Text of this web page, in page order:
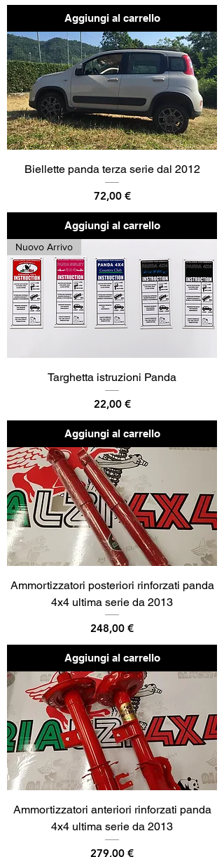
Aggiungi al carrello
Biellette panda terza serie dal 2012
Prezzo
72,00 €
Aggiungi al carrello
Nuovo Arrivo
Targhetta istruzioni Panda
Prezzo
22,00 €
Aggiungi al carrello
Ammortizzatori posteriori rinforzati panda
4x4 ultima serie da 2013
Prezzo
248,00 €
Aggiungi al carrello
Ammortizzatori anteriori rinforzati panda
4x4 ultima serie da 2013
Prezzo
279,00 €